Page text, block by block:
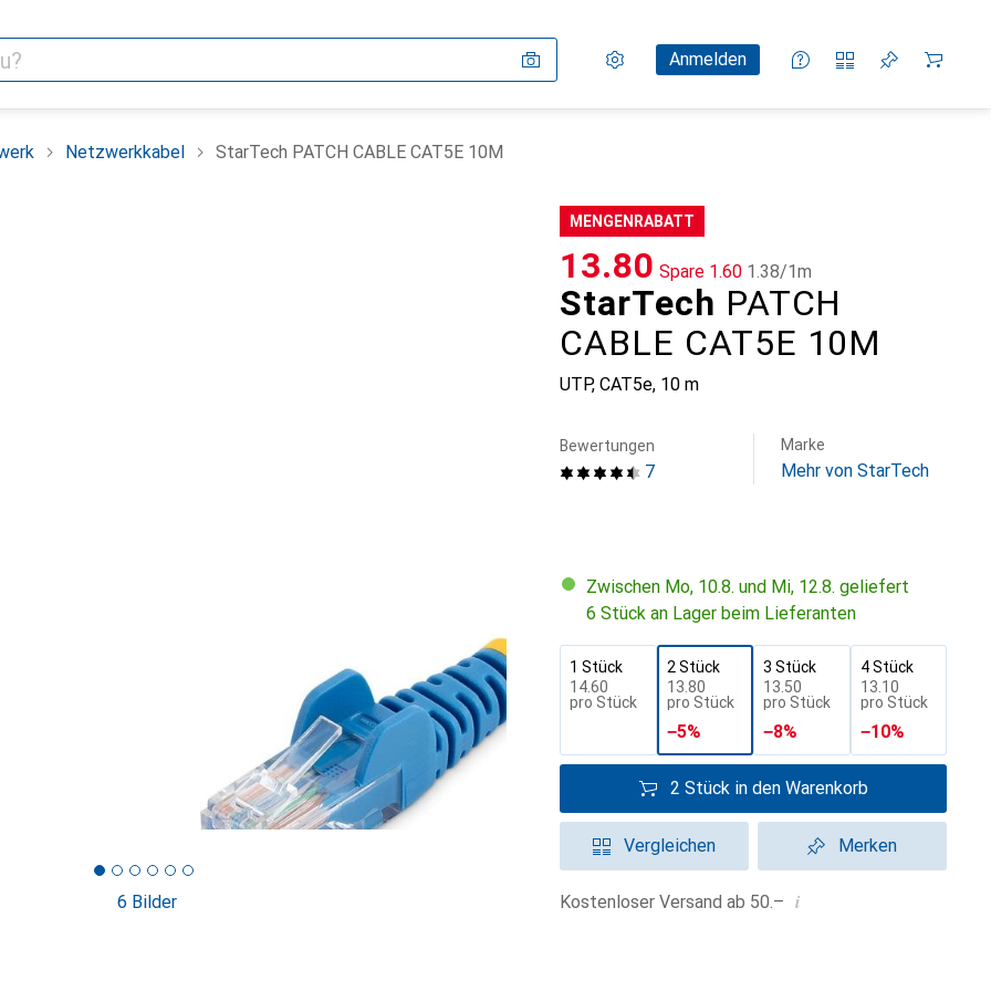
Einstellungen
KundenkontoAnmelden
Vergleichslisten
Merklisten
Warenkorb
Netzwerkkabel StarTech PATCH CABLE CAT5E 10M
6 Bilder
MENGENRABATT
StarTech PATCH
CABLE CAT5E 10M
UTP, CAT5e, 10 m
CHF
13.80 Spare CHF
1.60 CHF
1.38/1m
7
Bewertungen Marke
Mehr von StarTech
Zwischen Mo, 10.8. und Mi, 12.8. geliefert
6 Stück an Lager beim Lieferanten
1 Stück
CHF
14.60
pro Stück
2 Stück
CHF
13.80
pro Stück
−5%
3 Stück
CHF
13.50
pro Stück
−8%
4 Stück
CHF
13.10
pro Stück
−10%
2 Stück in den Warenkorb
Vergleichen Merken
Kostenloser Versand ab 50.– i